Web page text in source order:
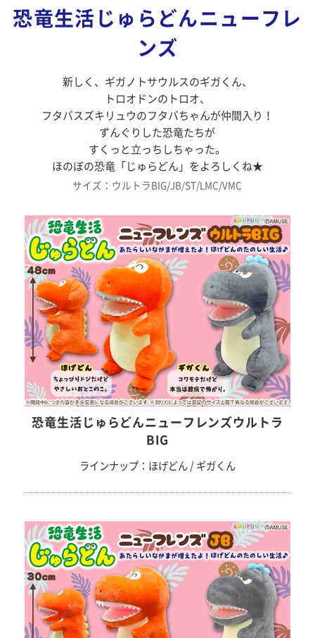
恐竜生活じゅらどんニューフレ
ンズ
新しく、ギガノトサウルスのギガくん、
トロオドンのトロオ、
フタバスズキリュウのフタバちゃんが仲間入り！
ずんぐりした恐竜たちが
すくっと立っちしちゃった。
ほのぼの恐竜「じゅらどん」をよろしくね★
サイズ：ウルトラBIG/JB/ST/LMC/VMC
恐竜生活じゅらどんニューフレンズウルトラ
BIG
ラインナップ：ほげどん / ギガくん